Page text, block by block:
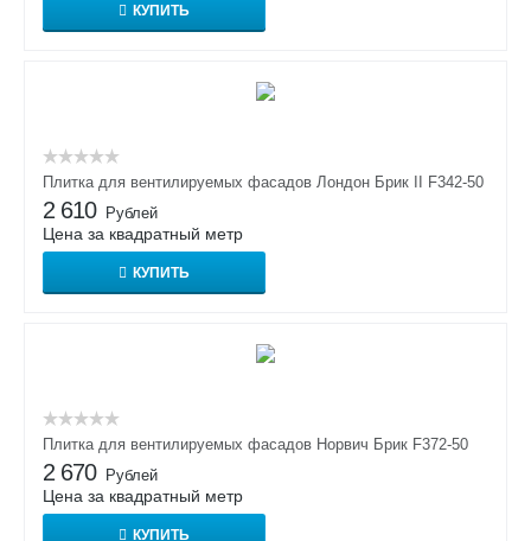
КУПИТЬ
Плитка для вентилируемых фасадов Лондон Брик II F342-50
2 610 Рублей
Цена за квадратный метр
КУПИТЬ
Плитка для вентилируемых фасадов Норвич Брик F372-50
2 670 Рублей
Цена за квадратный метр
КУПИТЬ